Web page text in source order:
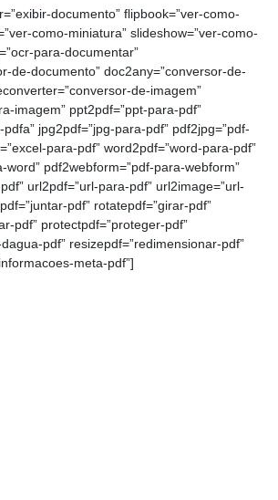
documento” flipbook=”ver-como-
como-miniatura” slideshow=”ver-como-
para-documentar”
de-documento” doc2any=”conversor-de-
de-imagem”
imagem” ppt2pdf=”ppt-para-pdf”
jpg2pdf=”jpg-para-pdf” pdf2jpg=”pdf-
para-pdf” word2pdf=”word-para-pdf”
word” pdf2webform=”pdf-para-webform”
url2pdf=”url-para-pdf” url2image=”url-
pdf” rotatepdf=”girar-pdf”
pdf” protectpdf=”proteger-pdf”
pdf” resizepdf=”redimensionar-pdf”
meta-pdf”]